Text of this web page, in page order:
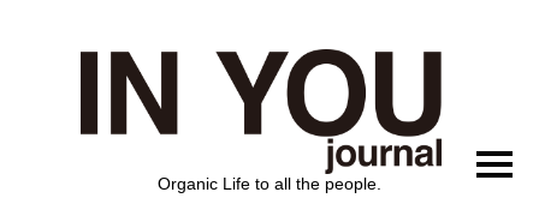
Organic Life to all the people.